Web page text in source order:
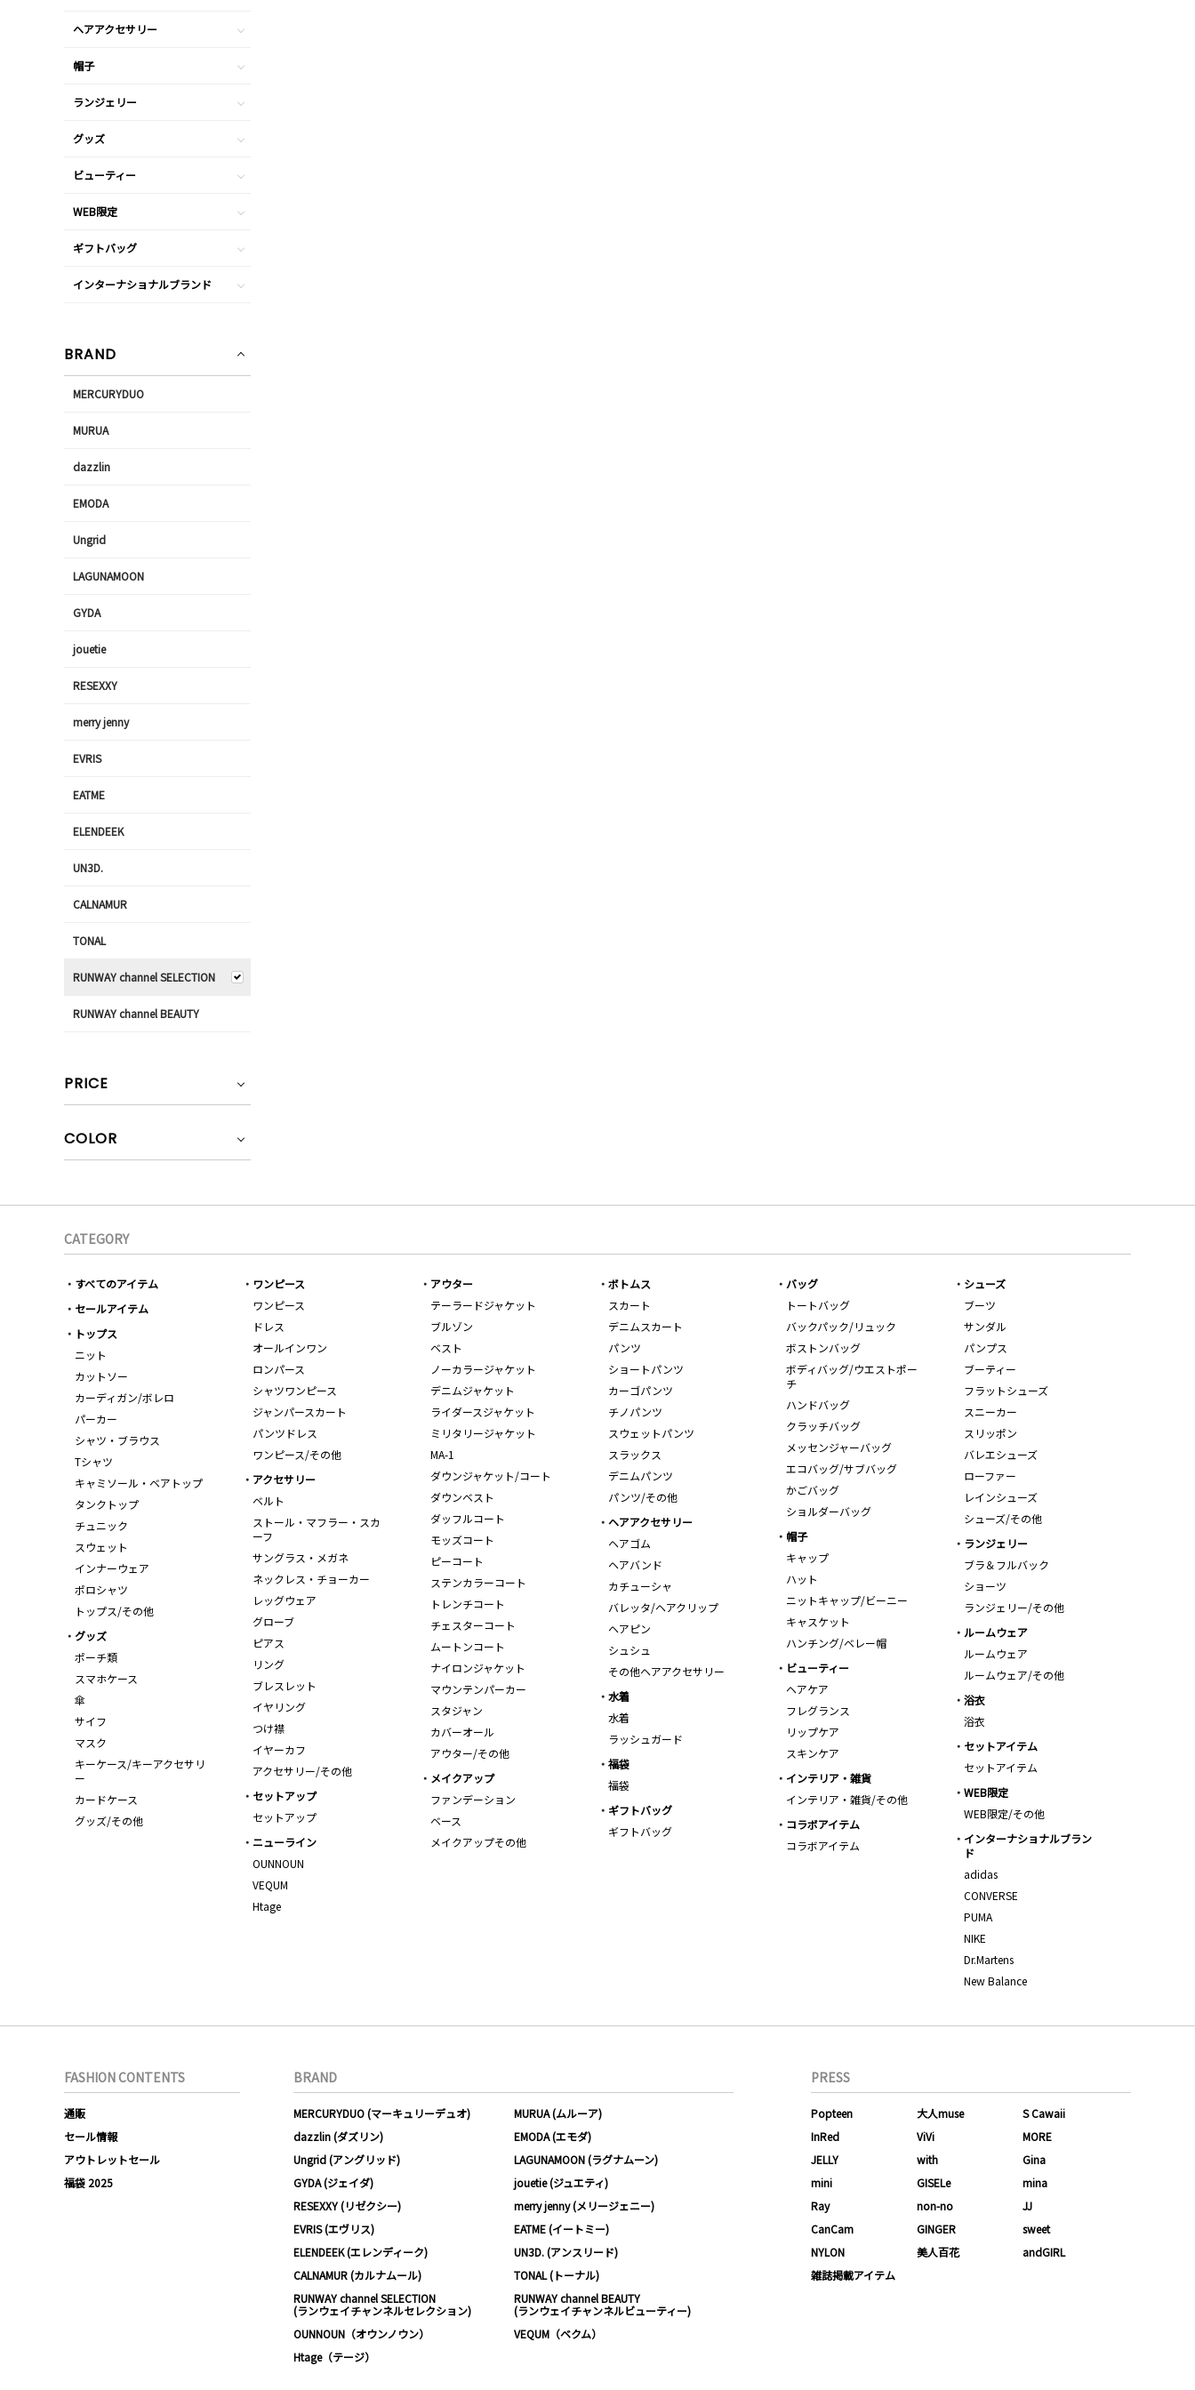
ヘアアクセサリー
帽子
ランジェリー
グッズ
ビューティー
WEB限定
ギフトバッグ
インターナショナルブランド
BRAND
MERCURYDUO
MURUA
dazzlin
EMODA
Ungrid
LAGUNAMOON
GYDA
jouetie
RESEXXY
merry jenny
EVRIS
EATME
ELENDEEK
UN3D.
CALNAMUR
TONAL
RUNWAY channel SELECTION
RUNWAY channel BEAUTY
PRICE
COLOR
CATEGORY
すべてのアイテム
セールアイテム
トップス
ニット
カットソー
カーディガン/ボレロ
パーカー
シャツ・ブラウス
Tシャツ
キャミソール・ベアトップ
タンクトップ
チュニック
スウェット
インナーウェア
ポロシャツ
トップス/その他
ワンピース
ワンピース
ドレス
オールインワン
ロンパース
シャツワンピース
ジャンパースカート
パンツドレス
ワンピース/その他
アウター
テーラードジャケット
ブルゾン
ベスト
ノーカラージャケット
デニムジャケット
ライダースジャケット
ミリタリージャケット
MA-1
ダウンジャケット/コート
ダウンベスト
ダッフルコート
モッズコート
ピーコート
ステンカラーコート
トレンチコート
チェスターコート
ムートンコート
ナイロンジャケット
マウンテンパーカー
スタジャン
カバーオール
アウター/その他
ボトムス
スカート
デニムスカート
パンツ
ショートパンツ
カーゴパンツ
チノパンツ
スウェットパンツ
スラックス
デニムパンツ
パンツ/その他
バッグ
トートバッグ
バックパック/リュック
ボストンバッグ
ボディバッグ/ウエストポー
チ
ハンドバッグ
クラッチバッグ
メッセンジャーバッグ
エコバッグ/サブバッグ
かごバッグ
ショルダーバッグ
シューズ
ブーツ
サンダル
パンプス
ブーティー
フラットシューズ
スニーカー
スリッポン
バレエシューズ
ローファー
レインシューズ
シューズ/その他
アクセサリー
ベルト
ストール・マフラー・スカ
ーフ
サングラス・メガネ
ネックレス・チョーカー
レッグウェア
グローブ
ピアス
リング
ブレスレット
イヤリング
つけ襟
イヤーカフ
アクセサリー/その他
ヘアアクセサリー
ヘアゴム
ヘアバンド
カチューシャ
バレッタ/ヘアクリップ
ヘアピン
シュシュ
その他ヘアアクセサリー
帽子
キャップ
ハット
ニットキャップ/ビーニー
キャスケット
ハンチング/ベレー帽
ランジェリー
ブラ＆フルバック
ショーツ
ランジェリー/その他
ルームウェア
ルームウェア
ルームウェア/その他
グッズ
ポーチ類
スマホケース
傘
サイフ
マスク
キーケース/キーアクセサリ
ー
カードケース
グッズ/その他
ビューティー
ヘアケア
フレグランス
リップケア
スキンケア
水着
水着
ラッシュガード
浴衣
浴衣
セットアイテム
セットアイテム
福袋
福袋
メイクアップ
ファンデーション
ベース
メイクアップその他
インテリア・雑貨
インテリア・雑貨/その他
WEB限定
WEB限定/その他
セットアップ
セットアップ
ギフトバッグ
ギフトバッグ
コラボアイテム
コラボアイテム
インターナショナルブラン
ド
adidas
CONVERSE
PUMA
NIKE
Dr.Martens
New Balance
ニューライン
OUNNOUN
VEQUM
Htage
FASHION CONTENTS
通販
セール情報
アウトレットセール
福袋 2025
BRAND
MERCURYDUO (マーキュリーデュオ)
MURUA (ムルーア)
dazzlin (ダズリン)
EMODA (エモダ)
Ungrid (アングリッド)
LAGUNAMOON (ラグナムーン)
GYDA (ジェイダ)
jouetie (ジュエティ)
RESEXXY (リゼクシー)
merry jenny (メリージェニー)
EVRIS (エヴリス)
EATME (イートミー)
ELENDEEK (エレンディーク)
UN3D. (アンスリード)
CALNAMUR (カルナムール)
TONAL (トーナル)
RUNWAY channel SELECTION
(ランウェイチャンネルセレクション)
RUNWAY channel BEAUTY
(ランウェイチャンネルビューティー)
OUNNOUN（オウンノウン）
VEQUM（ベクム）
Htage（テージ）
PRESS
Popteen 大人muse
S Cawaii
InRed
ViVi
MORE
JELLY
with
Gina
mini
GISELe
mina
Ray
non-no
JJ
CanCam
GINGER
sweet
NYLON
美人百花
andGIRL
雑誌掲載アイテム